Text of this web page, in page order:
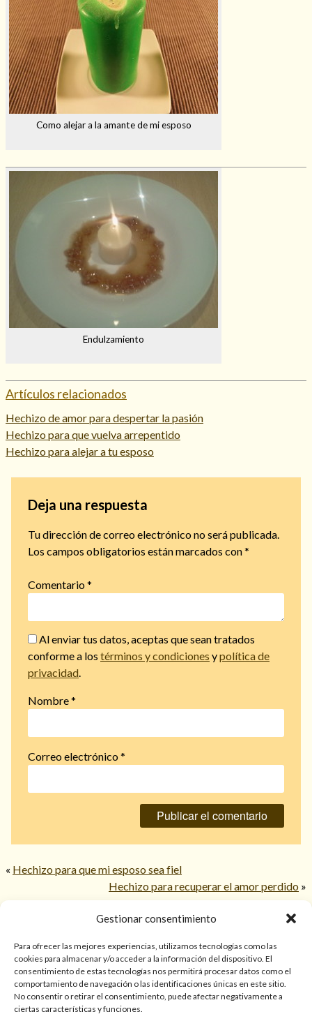
Gestionar consentimiento
Para ofrecer las mejores experiencias, utilizamos tecnologías como las
cookies para almacenar y/o acceder a la información del dispositivo. El
consentimiento de estas tecnologías nos permitirá procesar datos como el
comportamiento de navegación o las identificaciones únicas en este sitio.
No consentir o retirar el consentimiento, puede afectar negativamente a
ciertas características y funciones.
Como alejar a la amante de mi esposo
Endulzamiento
Artículos relacionados
Hechizo de amor para despertar la pasión
Hechizo para que vuelva arrepentido
Hechizo para alejar a tu esposo
Deja una respuesta
Tu dirección de correo electrónico no será publicada.
Los campos obligatorios están marcados con*
Comentario*
Al enviar tus datos, aceptas que sean tratados
conforme a los términos y condiciones ypolítica de
privacidad
Nombre*
Correo electrónico*
« Hechizo para que mi esposo sea fiel
Hechizo para recuperar el amor perdido »
Sólo para mayores de 18 años. Las lecturas de cartas, hechizos,
amarres, endulzamientos, videncias y predicciones tienen
finalidad de entretenimiento y/o ayuda personal. Estos